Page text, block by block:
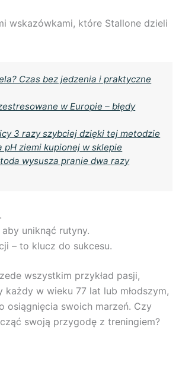
wskazówkami, które Stallone dzieli
Czas bez jedzenia i praktyczne
w Europie – błędy
3 razy szybciej dzięki tej metodzie
ziemi kupionej w sklepie
wysusza pranie dwa razy
uniknąć rutyny.
– to klucz do sukcesu.
wszystkim przykład pasji,
każdy w wieku 77 lat lub młodszym,
osiągnięcia swoich marzeń. Czy
swoją przygodę z treningiem?